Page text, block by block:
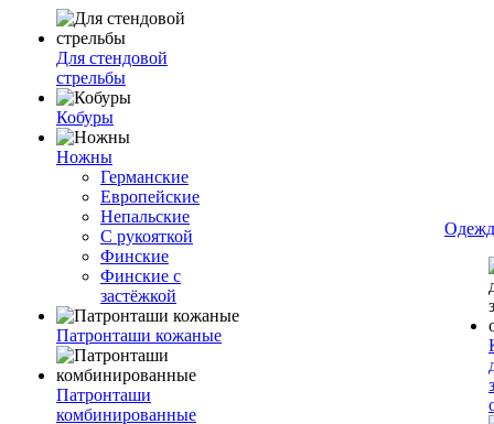
Для стендовой
стрельбы
Кобуры
Ножны
Германские
Европейские
Непальские
С рукояткой
Финские
Финские с
застёжкой
Патронташи кожаные
Патронташи
комбинированные